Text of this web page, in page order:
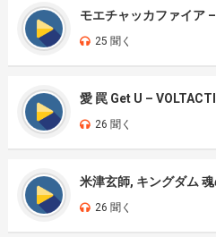
25 聞く
愛 罠 Get U –
26 聞く
米津玄師, キングダム
26 聞く